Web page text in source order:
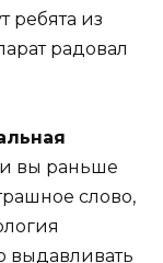
ребята из
радовал
вы раньше
слово,
выдавливать